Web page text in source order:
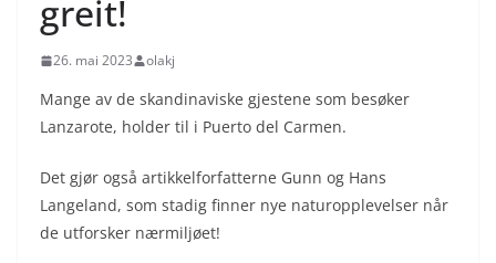
greit!
26. mai 2023 olakj
Mange av de skandinaviske gjestene som besøker
Lanzarote, holder til i Puerto del Carmen.
Det gjør også artikkelforfatterne Gunn og Hans
Langeland, som stadig finner nye naturopplevelser når
de utforsker nærmiljøet!